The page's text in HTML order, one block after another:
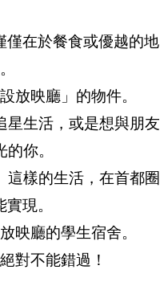
僅在於餐食或優越的地
放映廳」的物件。
星生活，或是想與朋友
你。
這樣的生活，在首都圈
現。
映廳的學生宿舍。
對不能錯過！